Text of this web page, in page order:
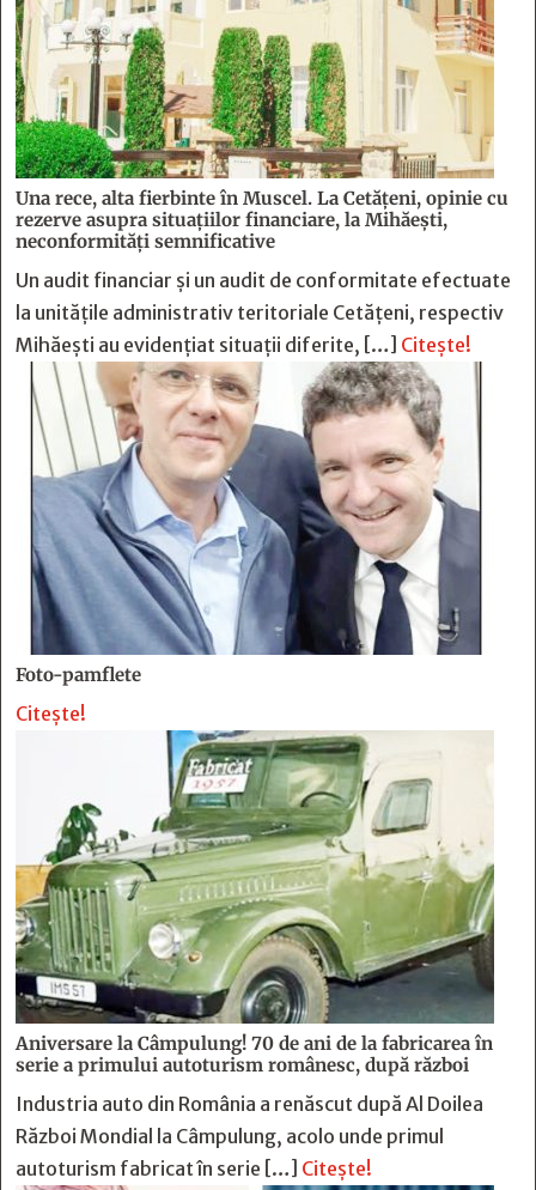
Una rece, alta fierbinte în Muscel. La Cetăţeni, opinie cu
rezerve asupra situaţiilor financiare, la Mihăeşti,
neconformităţi semnificative
Un audit financiar și un audit de conformitate efectuate
la unitățile administrativ teritoriale Cetățeni, respectiv
Mihăești au evidențiat situații diferite, […] Citește!
Foto-pamflete
Citește!
Aniversare la Câmpulung! 70 de ani de la fabricarea în
serie a primului autoturism românesc, după război
Industria auto din România a renăscut după Al Doilea
Război Mondial la Câmpulung, acolo unde primul
autoturism fabricat în serie […] Citește!